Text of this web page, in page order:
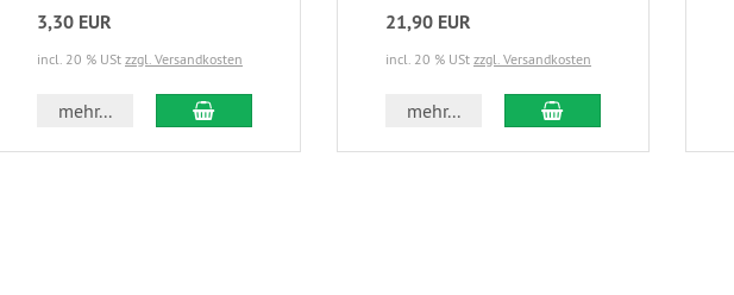
3,30 EUR
incl. 20 % USt zzgl. Versandkosten
mehr... In den Warenkorb
21,90 EUR
incl. 20 % USt zzgl. Versandkosten
mehr... In den Warenkorb